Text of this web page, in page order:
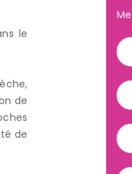
le
de
de